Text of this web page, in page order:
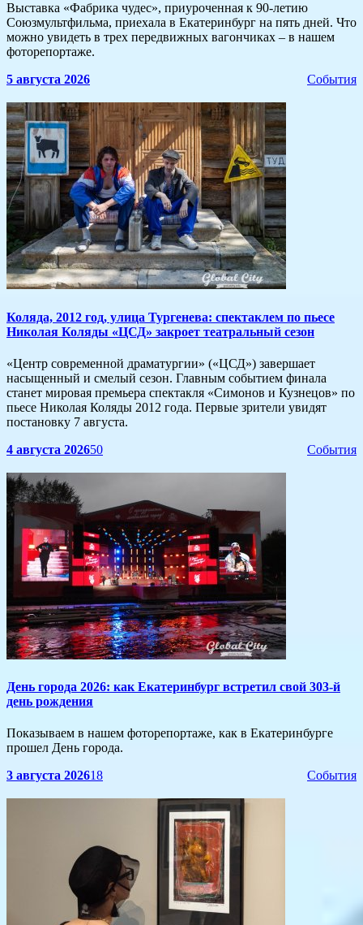
Выставка «Фабрика чудес», приуроченная к 90-летию
Союзмультфильма, приехала в Екатеринбург на пять дней. Что
можно увидеть в трех передвижных вагончиках – в нашем
фоторепортаже.
5 августа 2026
События
Коляда, 2012 год, улица Тургенева: спектаклем по пьесе
Николая Коляды «ЦСД» закроет театральный сезон
«Центр современной драматургии» («ЦСД») завершает
насыщенный и смелый сезон. Главным событием финала
станет мировая премьера спектакля «Симонов и Кузнецов» по
пьесе Николая Коляды 2012 года. Первые зрители увидят
постановку 7 августа.
4 августа 2026
События
50
​День города 2026: как Екатеринбург встретил свой 303-й
день рождения
Показываем в нашем фоторепортаже, как в Екатеринбурге
прошел День города.
3 августа 2026
События
18